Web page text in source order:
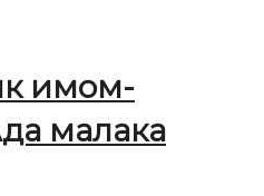
имом-
малака